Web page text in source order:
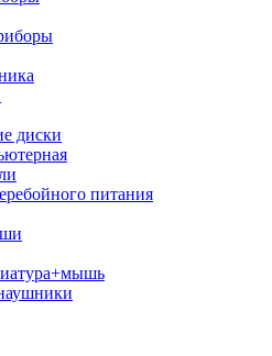
диски
питания